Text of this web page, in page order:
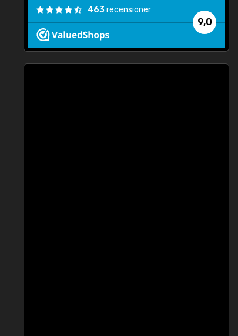
9,0
463recensioner